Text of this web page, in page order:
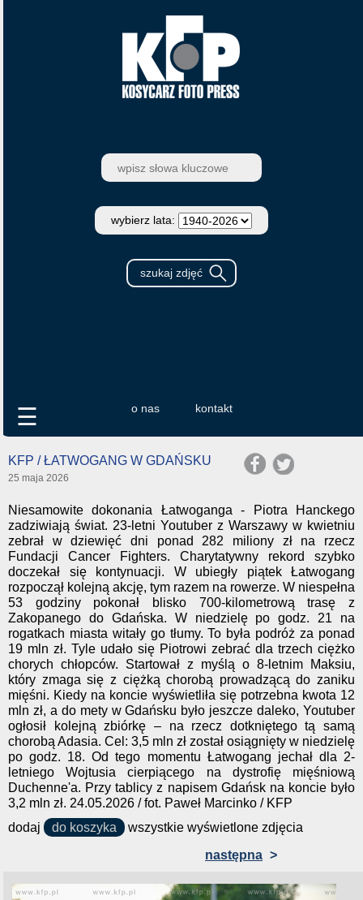
wybierz lata:
o nas kontakt
☰
KFP / ŁATWOGANG W GDAŃSKU
25 maja 2026
Niesamowite dokonania Łatwoganga - Piotra Hanckego
zadziwiają świat. 23-letni Youtuber z Warszawy w kwietniu
zebrał w dziewięć dni ponad 282 miliony zł na rzecz
Fundacji Cancer Fighters. Charytatywny rekord szybko
doczekał się kontynuacji. W ubiegły piątek Łatwogang
rozpoczął kolejną akcję, tym razem na rowerze. W niespełna
53 godziny pokonał blisko 700-kilometrową trasę z
Zakopanego do Gdańska. W niedzielę po godz. 21 na
rogatkach miasta witały go tłumy. To była podróż za ponad
19 mln zł. Tyle udało się Piotrowi zebrać dla trzech ciężko
chorych chłopców. Startował z myślą o 8-letnim Maksiu,
który zmaga się z ciężką chorobą prowadzącą do zaniku
mięśni. Kiedy na koncie wyświetliła się potrzebna kwota 12
mln zł, a do mety w Gdańsku było jeszcze daleko, Youtuber
ogłosił kolejną zbiórkę – na rzecz dotkniętego tą samą
chorobą Adasia. Cel: 3,5 mln zł został osiągnięty w niedzielę
po godz. 18. Od tego momentu Łatwogang jechał dla 2-
letniego Wojtusia cierpiącego na dystrofię mięśniową
Duchenne'a. Przy tablicy z napisem Gdańsk na koncie było
3,2 mln zł. 24.05.2026 / fot. Paweł Marcinko / KFP
dodaj
do koszyka
wszystkie wyświetlone zdjęcia
następna >